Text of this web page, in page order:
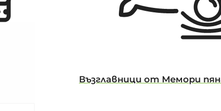
Възглавници от Мемори